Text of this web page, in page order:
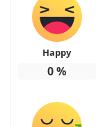
Happy
0%